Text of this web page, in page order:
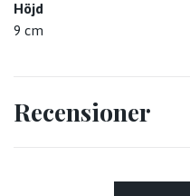
Höjd
9 cm
Recensioner